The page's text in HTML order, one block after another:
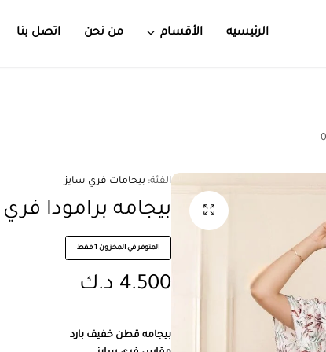
الرئيسيه الأقسام من نحن اتصل بنا
الفئة: بيجامات فري سايز
بيجامه برامودا فري سايز
المتوفر في المخزون 1 فقط
4.500 د.ك
بيجامه قطن خفيف بارد